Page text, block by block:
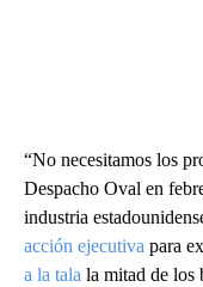
“No necesitamos los
Despacho Oval en
industria
acción ejecutiva para
a la tala la mitad de los